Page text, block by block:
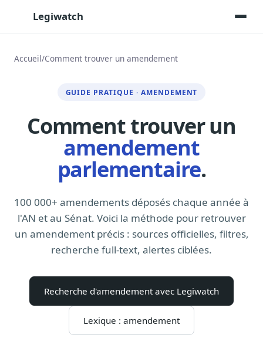
Legiwatch
Posez vos questions, réponses sourcées
Transcriptions IA
Toutes les séances AN/Sénat transcrites
Synthèses IA
Résumés automatiques des dossiers longs
9 interviews politiques, analysées avant 10 h
Alertes personnalisées
Par dossier, personne, mot-clé
Exports & livrables
Fiches parlementaires
Registre HATVP
Cartographier l'influence sur un dossier
Accueil/Comment trouver un amendement
GUIDE PRATIQUE · AMENDEMENT
Comment trouver un
amendement
parlementaire.
100 000+ amendements déposés chaque année à
l'AN et au Sénat. Voici la méthode pour retrouver
un amendement précis : sources officielles, filtres,
recherche full-text, alertes ciblées.
Recherche d'amendement avec Legiwatch
Lexique : amendement